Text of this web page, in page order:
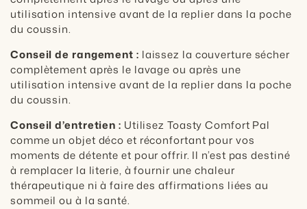
utilisation intensive avant de la replier dans la poche
du coussin.
Conseil de rangement : laissez la couverture sécher
complètement après le lavage ou après une
utilisation intensive avant de la replier dans la poche
du coussin.
Conseil d’entretien : Utilisez Toasty Comfort Pal
comme un objet déco et réconfortant pour vos
moments de détente et pour offrir. Il n’est pas destiné
à remplacer la literie, à fournir une chaleur
thérapeutique ni à faire des affirmations liées au
sommeil ou à la santé.